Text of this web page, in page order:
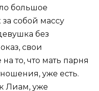
большое
собой массу
без
свои
то, что мать парня
уже есть.
Лиам, уже